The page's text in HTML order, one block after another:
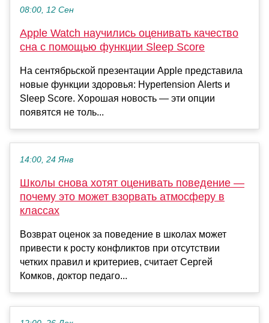
08:00, 12 Сен
Apple Watch научились оценивать качество
сна с помощью функции Sleep Score
На сентябрьской презентации Apple представила
новые функции здоровья: Hypertension Alerts и
Sleep Score. Хорошая новость — эти опции
появятся не толь...
14:00, 24 Янв
Школы снова хотят оценивать поведение —
почему это может взорвать атмосферу в
классах
Возврат оценок за поведение в школах может
привести к росту конфликтов при отсутствии
четких правил и критериев, считает Сергей
Комков, доктор педаго...